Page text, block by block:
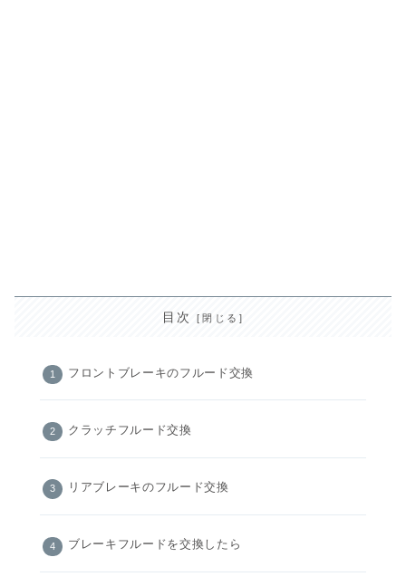
目次
フロントブレーキのフルード交換
クラッチフルード交換
リアブレーキのフルード交換
ブレーキフルードを交換したら